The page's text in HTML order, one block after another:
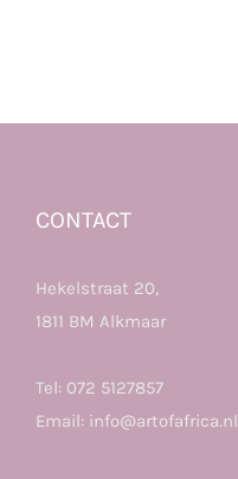
CONTACT
Hekelstraat 20,
1811 BM Alkmaar
Tel: 072 5127857
Email: info@artofafrica.nl